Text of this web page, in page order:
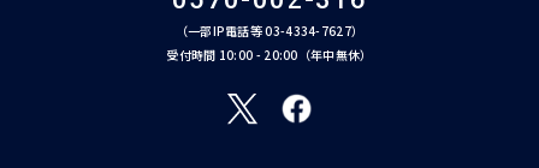
（一部IP電話等 03-4334-7627）
受付時間 10:00 - 20:00（年中無休）